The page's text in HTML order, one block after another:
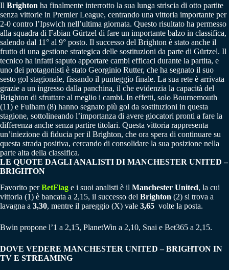
Il Brighton ha finalmente interrotto la sua lunga striscia di otto partite
senza vittorie in Premier League, centrando una vittoria importante per
2-0 contro l’Ipswich nell’ultima giornata. Questo risultato ha permesso
alla squadra di Fabian Gürtzel di fare un importante balzo in classifica,
salendo dal 11° al 9° posto. Il successo del Brighton è stato anche il
frutto di una gestione strategica delle sostituzioni da parte di Gürtzel. Il
tecnico ha infatti saputo apportare cambi efficaci durante la partita, e
uno dei protagonisti è stato Georginio Rutter, che ha segnato il suo
sesto gol stagionale, fissando il punteggio finale. La sua rete è arrivata
grazie a un ingresso dalla panchina, il che evidenzia la capacità del
Brighton di sfruttare al meglio i cambi. In effetti, solo Bournemouth
(11) e Fulham (8) hanno segnato più gol da sostituzioni in questa
stagione, sottolineando l’importanza di avere giocatori pronti a fare la
differenza anche senza partire titolari. Questa vittoria rappresenta
un’iniezione di fiducia per il Brighton, che ora spera di continuare su
questa strada positiva, cercando di consolidare la sua posizione nella
parte alta della classifica.
LE QUOTE DAGLI ANALISTI DI MANCHESTER UNITED –
BRIGHTON
Favorito perBetFlag e i suoi analisti è il Manchester United, la cui
vittoria (1) è bancata a 2,15, il successo del Brighton (2) si trova a
lavagna a 3,30, mentre il pareggio (X) vale 3,65 volte la posta.
Bwin propone l’1 a 2,15, PlanetWin a 2,10, Snai e Bet365 a 2,15.
DOVE VEDERE MANCHESTER UNITED – BRIGHTON IN
TV E STREAMING